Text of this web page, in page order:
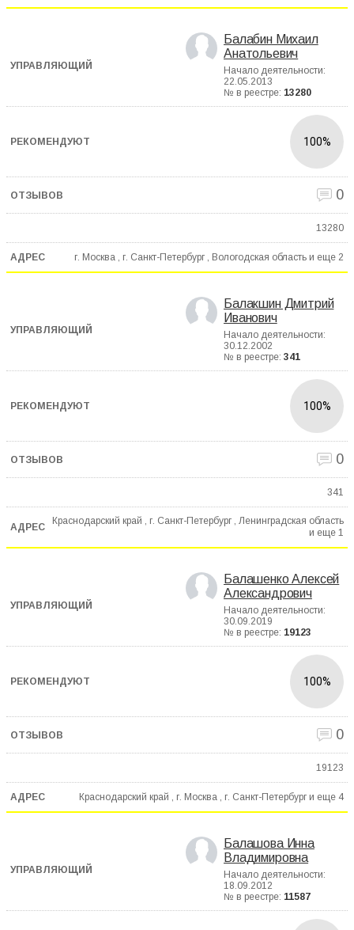
Балабин Михаил
Анатольевич
Начало деятельности:
22.05.2013
№ в реестре: 13280
100%
0
13280
г. Москва , г. Санкт-Петербург , Вологодская область и еще 2
Балакшин Дмитрий
Иванович
Начало деятельности:
30.12.2002
№ в реестре: 341
100%
0
341
Краснодарский край , г. Санкт-Петербург , Ленинградская область
и еще 1
Балашенко Алексей
Александрович
Начало деятельности:
30.09.2019
№ в реестре: 19123
100%
0
19123
Краснодарский край , г. Москва , г. Санкт-Петербург и еще 4
Балашова Инна
Владимировна
Начало деятельности:
18.09.2012
№ в реестре: 11587